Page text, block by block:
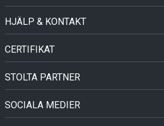
HJÄLP & KONTAKT
CERTIFIKAT
STOLTA PARTNER
SOCIALA MEDIER